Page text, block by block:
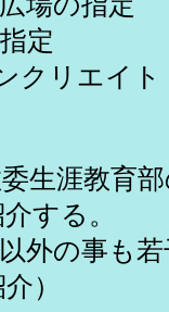
エイト
生涯教育
する。
若干
）